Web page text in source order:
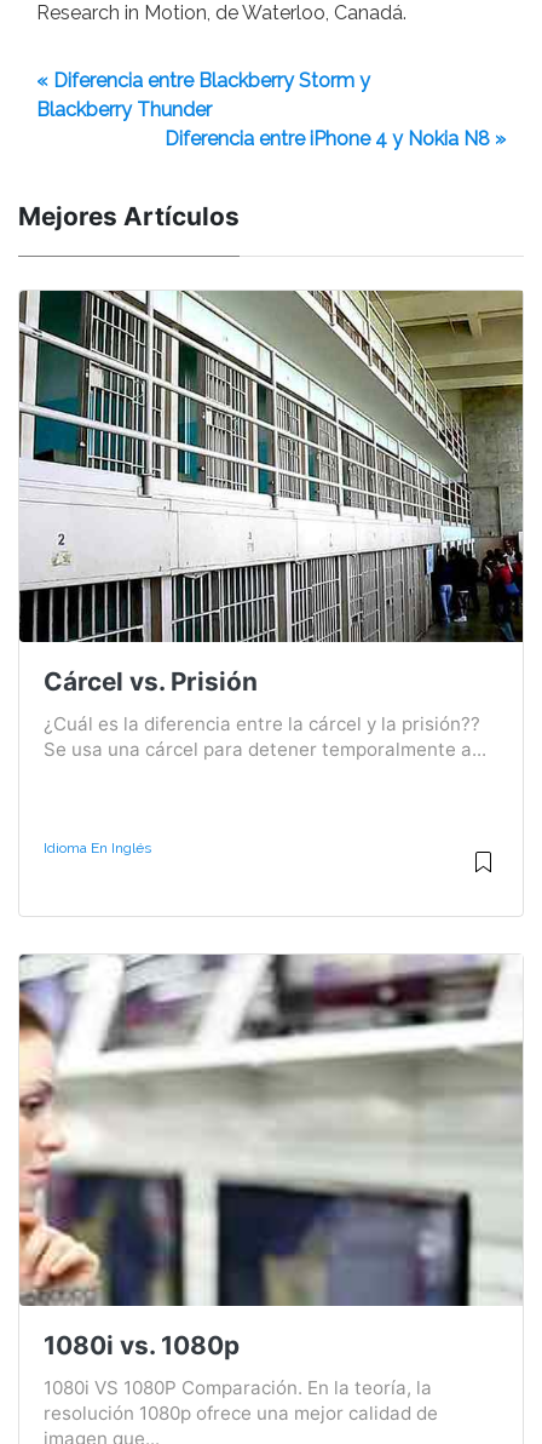
Research in Motion, de Waterloo, Canadá.
« Diferencia entre Blackberry Storm y
Blackberry Thunder
Diferencia entre iPhone 4 y Nokia N8 »
Mejores Artículos
Cárcel vs. Prisión
¿Cuál es la diferencia entre la cárcel y la prisión??
Se usa una cárcel para detener temporalmente a...
Idioma En Inglés
1080i vs. 1080p
1080i VS 1080P Comparación. En la teoría, la
resolución 1080p ofrece una mejor calidad de
imagen que...